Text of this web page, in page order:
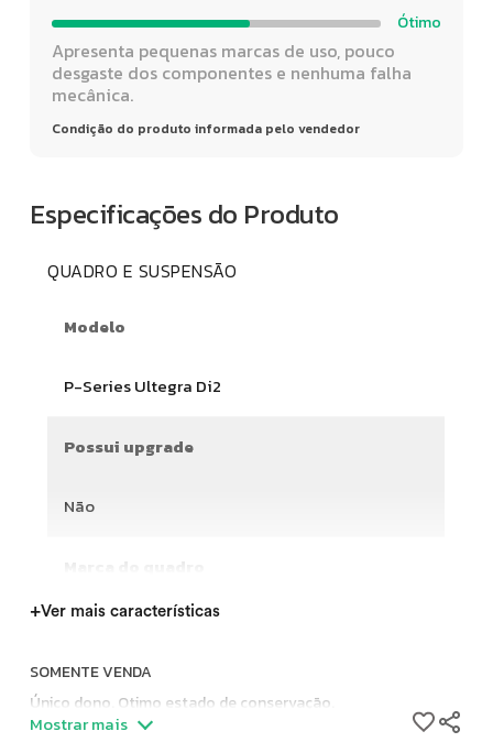
Ótimo
Apresenta pequenas marcas de uso, pouco
desgaste dos componentes e nenhuma falha
mecânica.
Condição do produto informada pelo vendedor
Especificações do Produto
QUADRO E SUSPENSÃO
Modelo
P-Series Ultegra Di2
Possui upgrade
Não
+Ver mais características
SOMENTE VENDA
Único dono. Otimo estado de conservação.
Não acompanha pedais e suportes de caramanholas.
Mostrar mais